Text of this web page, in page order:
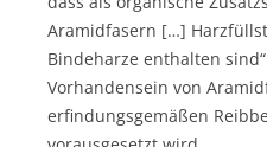
Aramidfasern […]
Bindeharze enthalten
Vorhandensein von
erfindungsgemäßen